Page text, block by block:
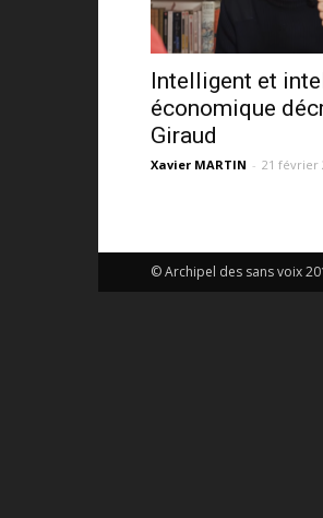
Intelligent et
économique
Giraud
Xavier MARTIN - 21 février
© Archipel des sans voix